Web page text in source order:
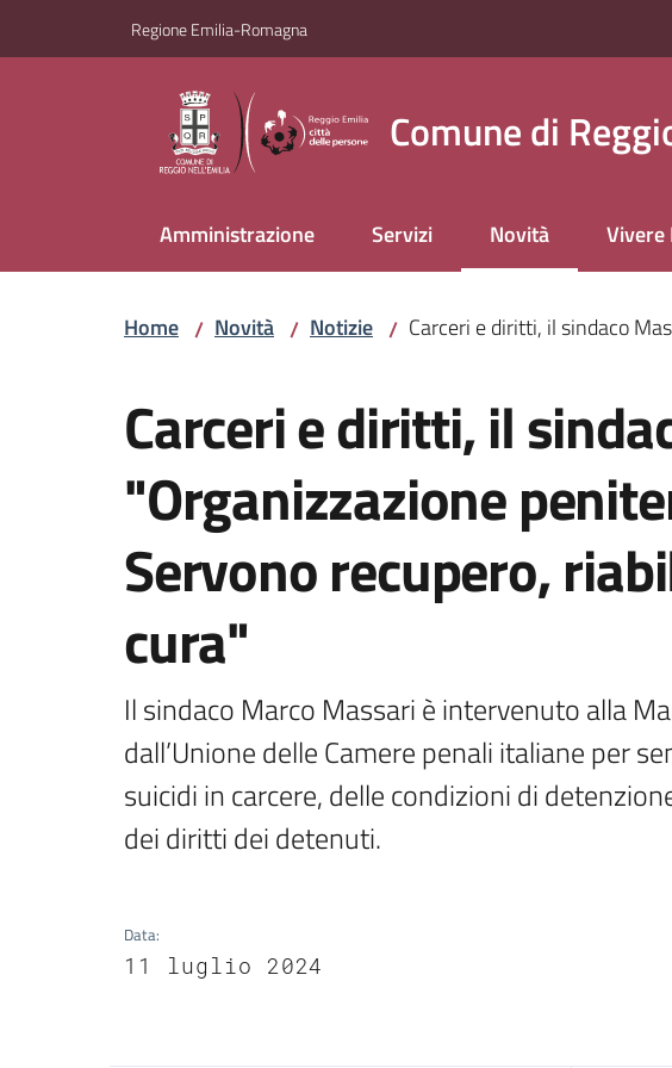
Regione Emilia-Romagna
Comune di
Amministrazione Servizi Novità
Menu selezionato
Vivere
Home / Novità / Notizie / Carceri e diritti, il sindaco
Carceri e diritti, il
"Organizzazione
Servono recupero,
cura"
Il sindaco Marco Massari è intervenuto alla
dall’Unione delle Camere penali italiane per
suicidi in carcere, delle condizioni di
dei diritti dei detenuti.
Data:
11 luglio 2024